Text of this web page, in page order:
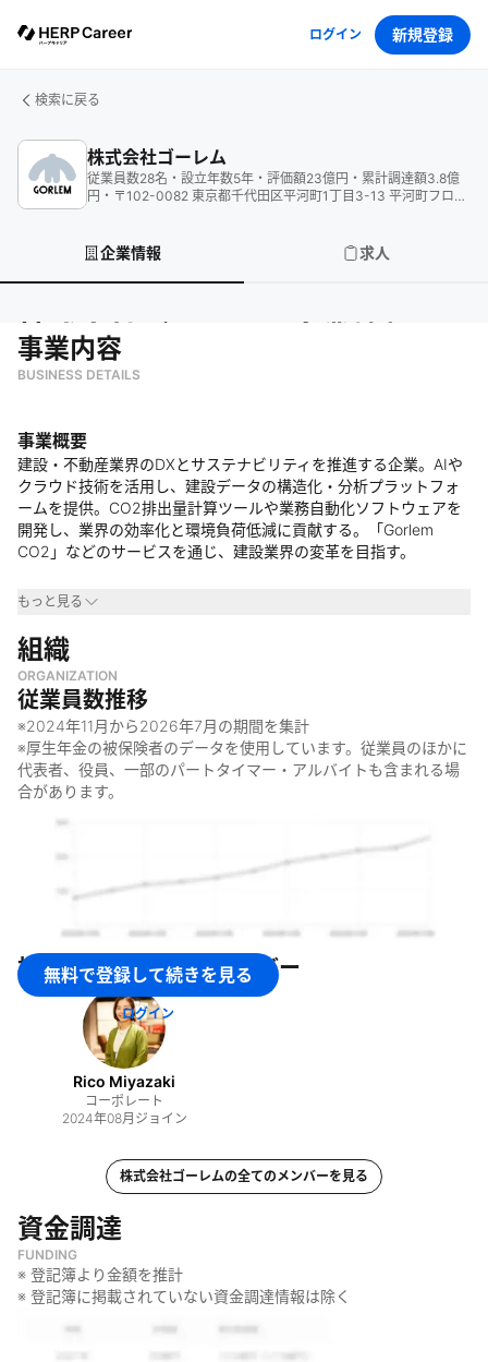
ログイン 新規登録
検索に戻る
株式会社ゴーレム
従業員数28名 ・ 設立年数5年 ・ 評価額23億円 ・ 累計調達額3.8億
円 ・ 〒102-0082 東京都千代田区平河町1丁目3-13 平河町フロン
企業情報 求人
株式会社ゴーレム
事業内容
BUSINESS DETAILS
事業概要
建設・不動産業界のDXとサステナビリティを推進する企業。AIや
クラウド技術を活用し、建設データの構造化・分析プラットフォ
ームを提供。CO2排出量計算ツールや業務自動化ソフトウェアを
開発し、業界の効率化と環境負荷低減に貢献する。「Gorlem
CO2」などのサービスを通じ、建設業界の変革を目指す。
事業領域
・建設業界
・不動産業界
・サステナビリティ関連産業
なぜやっているのか
・建設業界の持続可能性を高めるため
・建設業界のデジタル化・効率化を促進するため
建設業界の古い慣習や非効率な業務プロセスを変革するため
何をしているのか
建設・建物のDX支援
CO2排出量計算ツールの開発・提供
・建設データの構造化・分析プラットフォームの構築
・
自動化ソフトウェアの開発
もっと見る
組織
ORGANIZATION
従業員数推移
※2024年11月から2026年7月の期間を集計
※厚生年金の被保険者のデータを使用しています。従業員のほかに
代表者、役員、一部のパートタイマー・アルバイトも含まれる場
合があります。
無料で登録して続きを見る
ログイン
株式会社ゴーレムのメンバー
Rico Miyazaki
コーポレート
2024年08月 ジョイン
株式会社ゴーレムの全てのメンバーを見る
資金調達
FUNDING
※ 登記簿より金額を推計
※ 登記簿に掲載されていない資金調達情報は除く